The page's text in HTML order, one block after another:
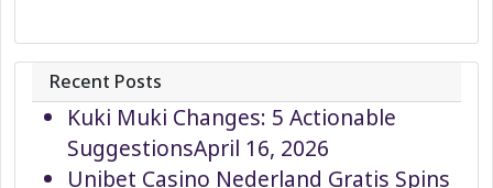
Recent Posts
Kuki Muki Changes: 5 Actionable
SuggestionsApril 16, 2026
Unibet Casino Nederland Gratis Spins